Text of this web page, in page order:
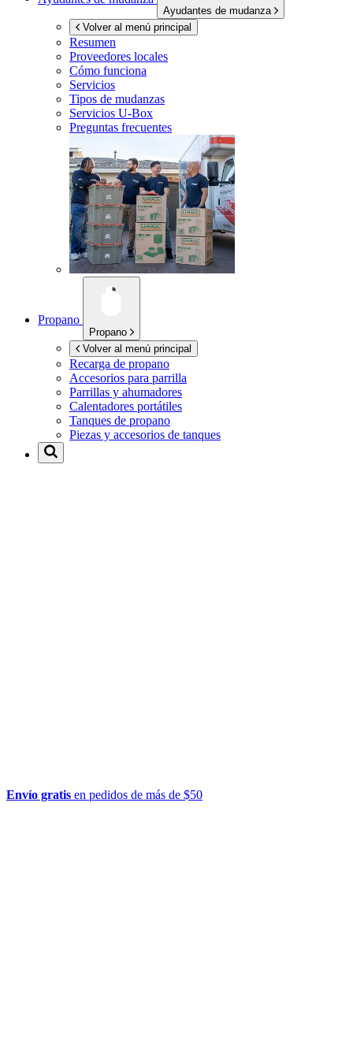
Ayudantes de mudanza
Volver al menú principal
Resumen
Proveedores locales
Cómo funciona
Servicios
Tipos de mudanzas
Servicios U-Box
Preguntas frecuentes
Propano
Propano
Volver al menú principal
Recarga de propano
Accesorios para parrilla
Parrillas y ahumadores
Calentadores portátiles
Tanques de propano
Piezas y accesorios de tanques
Envío gratis en pedidos de más de $50